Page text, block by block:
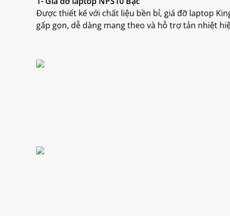
Được thiết kế với chất liệu bền bỉ, giá đỡ laptop
gấp gọn, dễ dàng mang theo và hỗ trợ tản nhiệt